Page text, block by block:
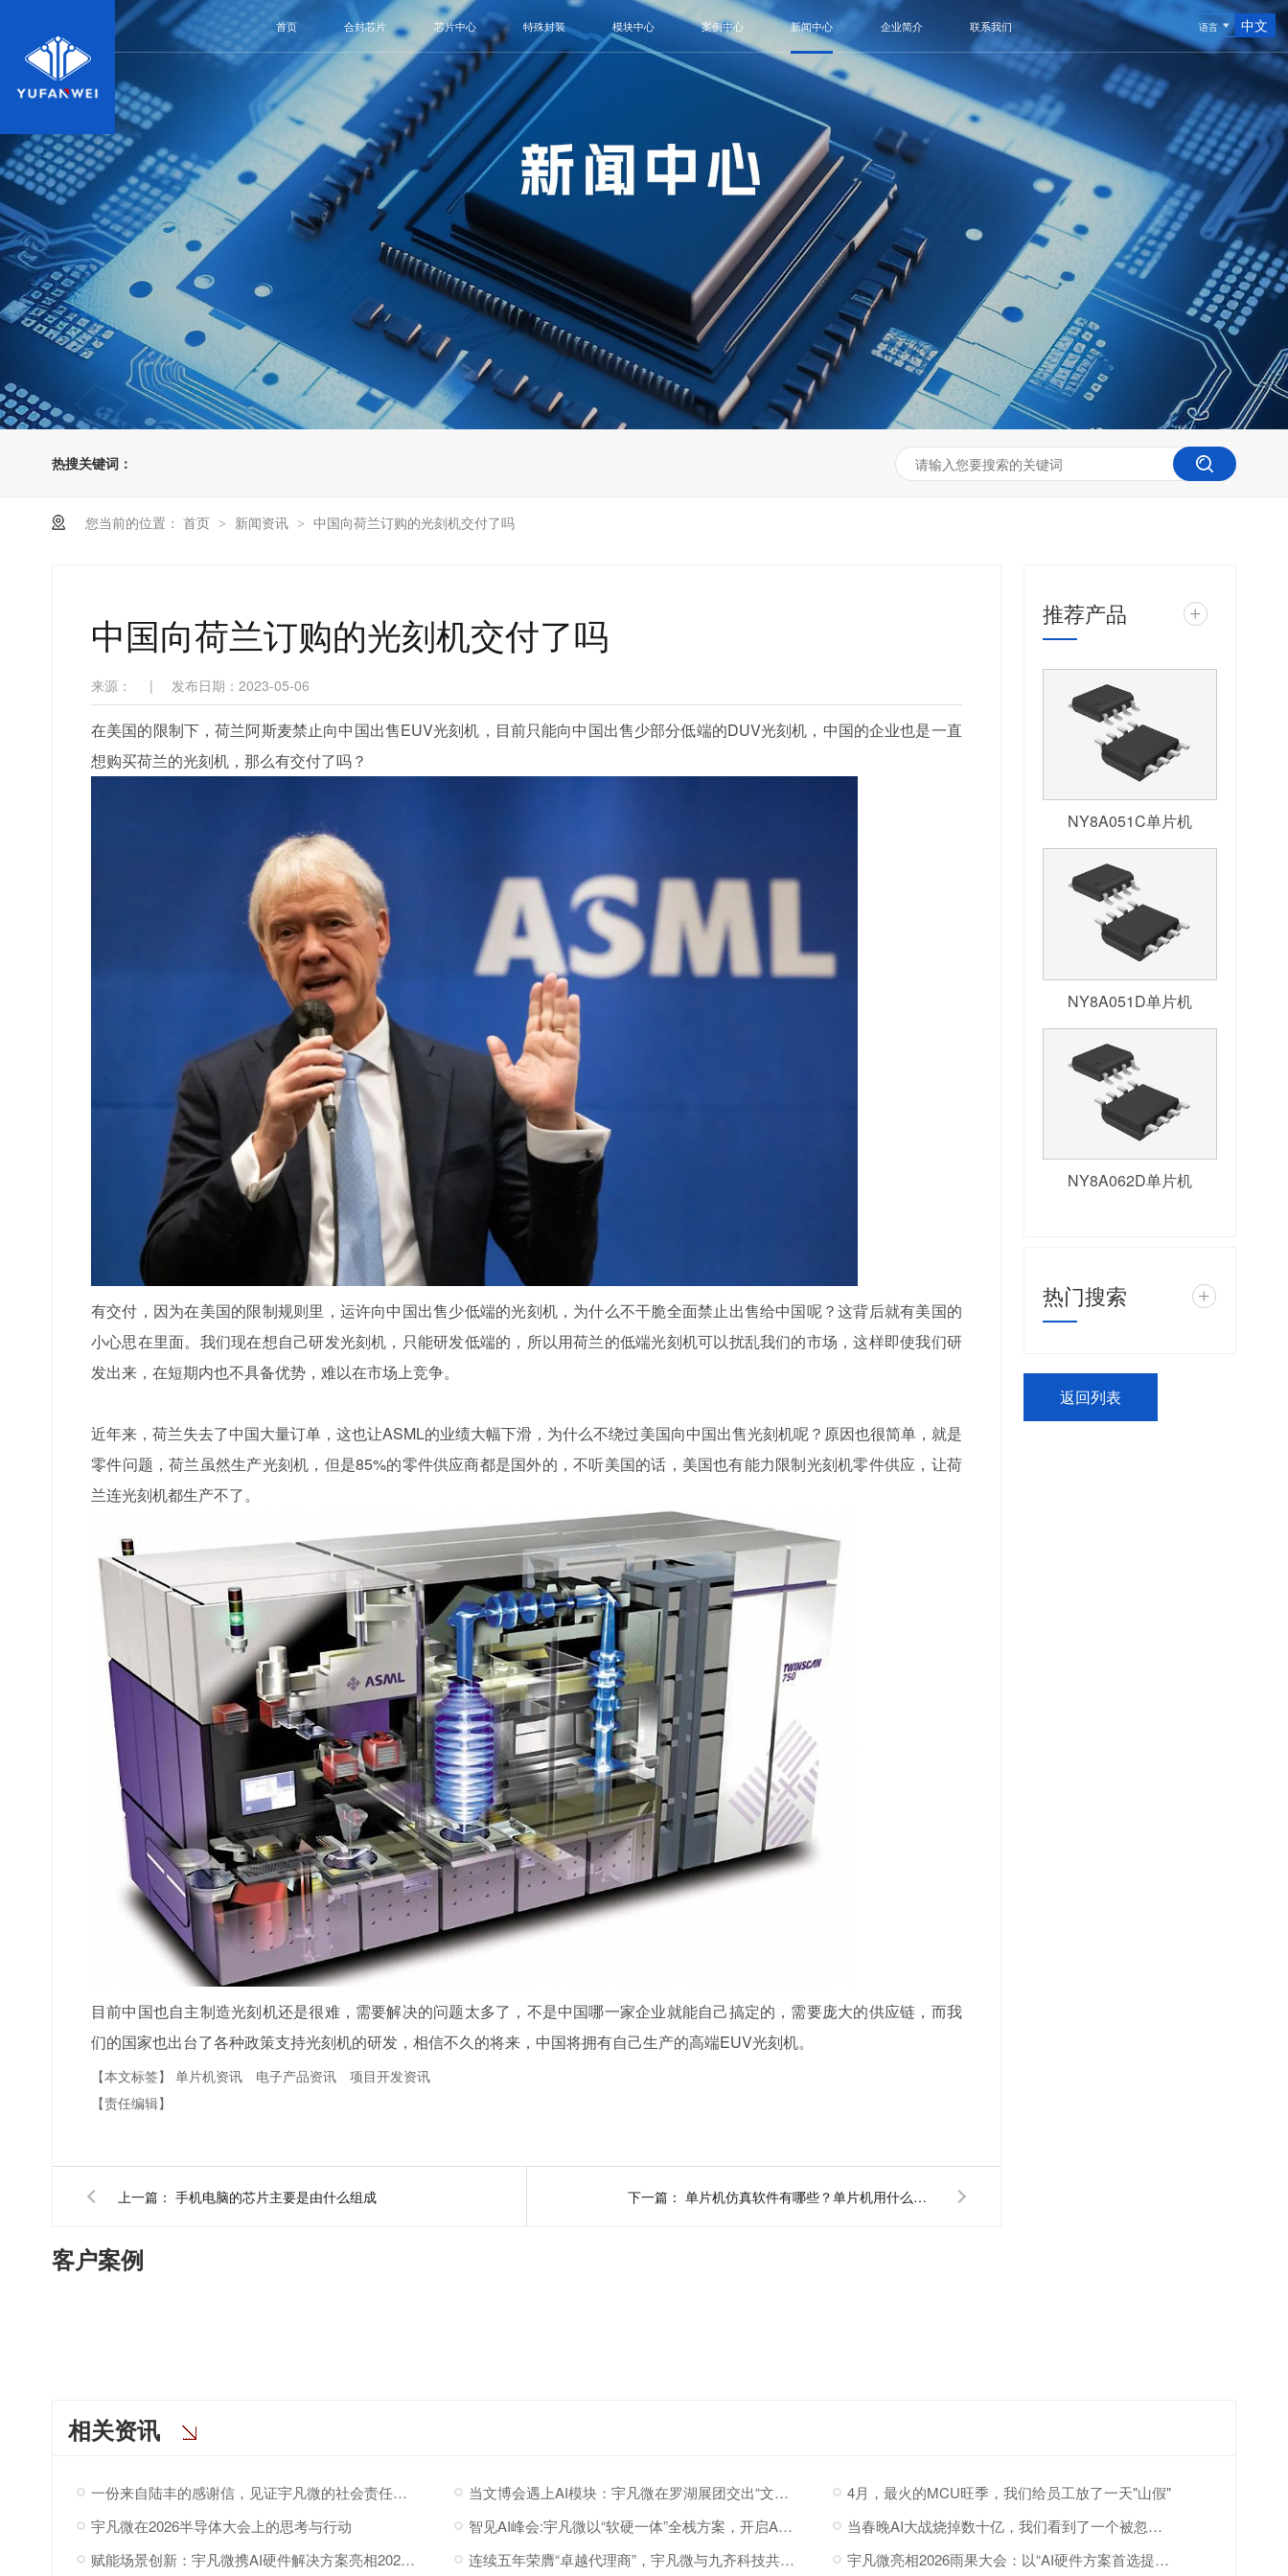
语言 中文
首页 合封芯片 芯片中心 特殊封装 模块中心 案例中心 新闻中心 企业简介 联系我们
热搜关键词：
您当前的位置： 首页 > 新闻资讯 > 中国向荷兰订购的光刻机交付了吗
中国向荷兰订购的光刻机交付了吗
来源： | 发布日期：2023-05-06
在美国的限制下，荷兰阿斯麦禁止向中国出售EUV光刻机，目前只能向中国出售少部分低端的DUV光刻机，中国的企业也是一直
想购买荷兰的光刻机，那么有交付了吗？
有交付，因为在美国的限制规则里，运许向中国出售少低端的光刻机，为什么不干脆全面禁止出售给中国呢？这背后就有美国的
小心思在里面。我们现在想自己研发光刻机，只能研发低端的，所以用荷兰的低端光刻机可以扰乱我们的市场，这样即使我们研
发出来，在短期内也不具备优势，难以在市场上竞争。
近年来，荷兰失去了中国大量订单，这也让ASML的业绩大幅下滑，为什么不绕过美国向中国出售光刻机呢？原因也很简单，就是
零件问题，荷兰虽然生产光刻机，但是85%的零件供应商都是国外的，不听美国的话，美国也有能力限制光刻机零件供应，让荷
兰连光刻机都生产不了。
目前中国也自主制造光刻机还是很难，需要解决的问题太多了，不是中国哪一家企业就能自己搞定的，需要庞大的供应链，而我
们的国家也出台了各种政策支持光刻机的研发，相信不久的将来，中国将拥有自己生产的高端EUV光刻机。
【本文标签】单片机资讯 电子产品资讯
项目开发资讯
【责任编辑】
上一篇： 手机电脑的芯片主要是由什么组成 下一篇： 单片机仿真软件有哪些？单片机用什么仿真
推荐产品 +
NY8A051C单片机
NY8A051D单片机
NY8A062D单片机
热门搜索 +
返回列表
客户案例
相关资讯
一份来自陆丰的感谢信，见证宇凡微的社会责任之路 当文博会遇上AI模块：宇凡微在罗湖展团交出“文化+科技”新答卷
4月，最火的MCU旺季，我们给员工放了一天"山假"
宇凡微在2026半导体大会上的思考与行动
智见AI峰会:宇凡微以“软硬一体”全栈方案，开启AI硬件落地加速度
当春晚AI大战烧掉数十亿，我们看到了一个被忽视的真相
赋能场景创新：宇凡微携AI硬件解决方案亮相2026“深港同心·罗湖创景”场景创新大会!
连续五年荣膺“卓越代理商”，宇凡微与九齐科技共赴新程 宇凡微亮相2026雨果大会：以“AI硬件方案首选提供商”赋能跨境出海